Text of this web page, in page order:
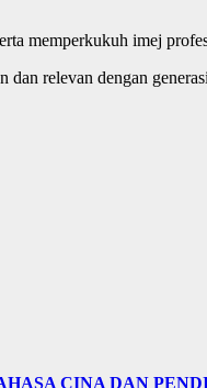
memperkukuh imej
relevan dengan
CINA DAN